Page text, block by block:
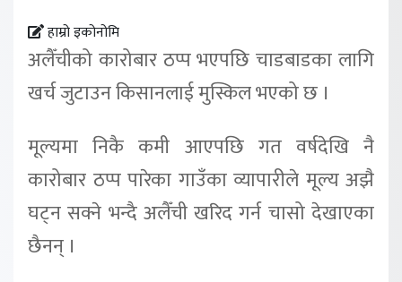
हाम्रो इकोनोमि
अलैँचीको कारोबार ठप्प भएपछि चाडबाडका लागि
खर्च जुटाउन किसानलाई मुस्किल भएको छ ।
मूल्यमा निकै कमी आएपछि गत वर्षदेखि नै
कारोबार ठप्प पारेका गाउँका व्यापारीले मूल्य अझै
घट्न सक्ने भन्दै अलैँची खरिद गर्न चासो देखाएका
छैनन् ।